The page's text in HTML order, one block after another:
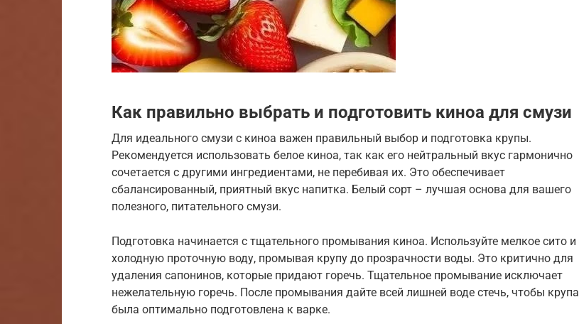
Как правильно выбрать и подготовить киноа для смузи
Для идеального смузи с киноа важен правильный выбор и подготовка крупы.
Рекомендуется использовать белое киноа, так как его нейтральный вкус гармонично
сочетается с другими ингредиентами, не перебивая их. Это обеспечивает
сбалансированный, приятный вкус напитка. Белый сорт – лучшая основа для вашего
полезного, питательного смузи.
Подготовка начинается с тщательного промывания киноа. Используйте мелкое сито и
холодную проточную воду, промывая крупу до прозрачности воды. Это критично для
удаления сапонинов, которые придают горечь. Тщательное промывание исключает
нежелательную горечь. После промывания дайте всей лишней воде стечь, чтобы крупа
была оптимально подготовлена к варке.